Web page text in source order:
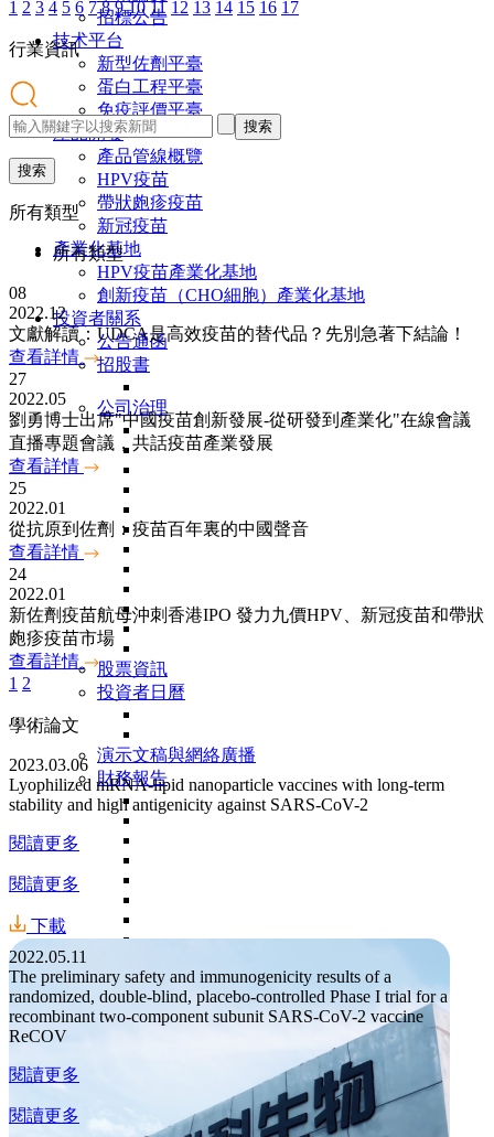
招標公告
技术平台
新型佐劑平臺
蛋白工程平臺
免疫評價平臺
產品開發
產品管線概覽
HPV疫苗
帶狀皰疹疫苗
新冠疫苗
產業化基地
HPV疫苗產業化基地
創新疫苗（CHO細胞）產業化基地
投資者關系
公告通函
招股書
公司治理
股票資訊
投資者日曆
演示文稿與網絡廣播
財務報告
分析師覆蓋
郵件訂閱
加入我們
1 2 3 4 5 6 7 8 9 10 11 12 13 14 15 16 17
行業資訊
搜索
搜索
所有類型
所有類型
08
2022.12
文獻解讀：UDCA是高效疫苗的替代品？先別急著下結論！
查看詳情
27
2022.05
劉勇博士出席"中國疫苗創新發展-從研發到產業化"在線會議
直播專題會議，共話疫苗產業發展
查看詳情
25
2022.01
從抗原到佐劑：疫苗百年裏的中國聲音
查看詳情
24
2022.01
新佐劑疫苗航母沖刺香港IPO 發力九價HPV、新冠疫苗和帶狀
皰疹疫苗市場
查看詳情
1 2
學術論文
2023.03.06
Lyophilized mRNA-lipid nanoparticle vaccines with long-term
stability and high antigenicity against SARS-CoV-2
閱讀更多
閱讀更多
下載
2022.05.11
The preliminary safety and immunogenicity results of a
randomized, double-blind, placebo-controlled Phase I trial for a
recombinant two-component subunit SARS-CoV-2 vaccine
ReCOV
閱讀更多
閱讀更多